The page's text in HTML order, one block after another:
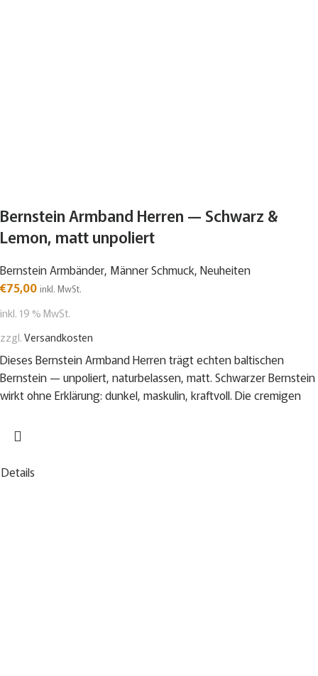
Bernstein Armband Herren — Schwarz &
Lemon, matt unpoliert
Bernstein Armbänder, Männer Schmuck, Neuheiten
€75,00 inkl. MwSt.
inkl. 19 % MwSt.
zzgl.Versandkosten
Dieses Bernstein Armband Herren trägt echten baltischen
Bernstein — unpoliert, naturbelassen, matt. Schwarzer Bernstein
wirkt ohne Erklärung: dunkel, maskulin, kraftvoll. Die cremigen
Details